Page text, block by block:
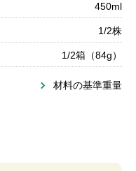
450ml
1/2株
1/2箱（84g）
材料の基準重量